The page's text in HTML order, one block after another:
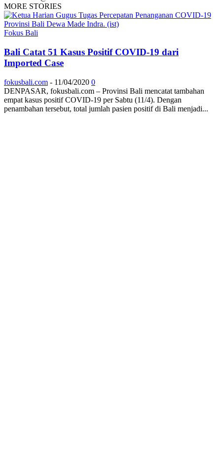
MORE STORIES
Fokus Bali
Bali Catat 51 Kasus Positif COVID-19 dari
Imported Case
fokusbali.com - 11/04/2020 0
DENPASAR, fokusbali.com – Provinsi Bali mencatat tambahan
empat kasus positif COVID-19 per Sabtu (11/4). Dengan
penambahan tersebut, total jumlah pasien positif di Bali menjadi...